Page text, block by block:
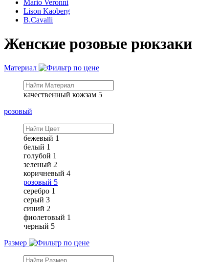
Mario Veronni
Lison Kaoberg
B.Cavalli
Женские розовые рюкзаки
Материал
качественный кожзам 5
розовый
бежевый 1
белый 1
голубой 1
зеленый 2
коричневый 4
розовый 5
серебро 1
серый 3
синий 2
фиолетовый 1
черный 5
Размер